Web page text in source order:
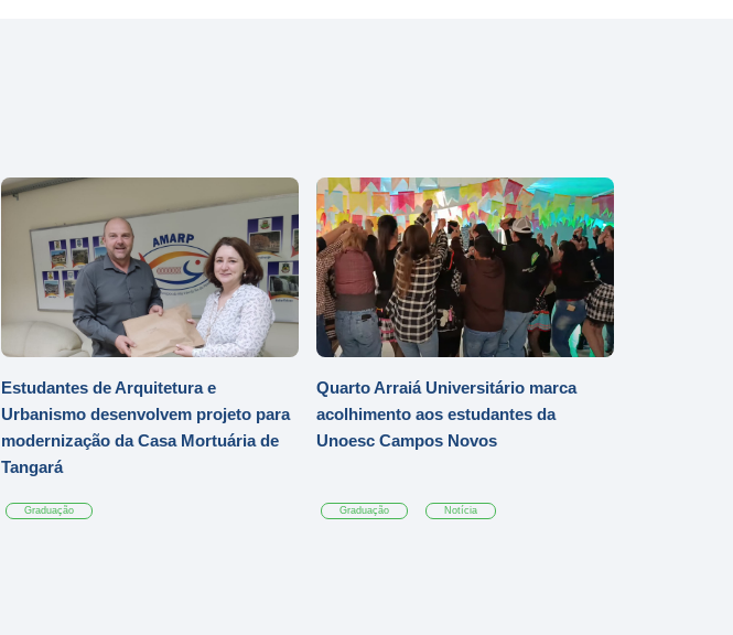
Estudantes de Arquitetura e
Urbanismo desenvolvem projeto para
modernização da Casa Mortuária de
Tangará
Graduação
Quarto Arraiá Universitário marca
acolhimento aos estudantes da
Unoesc Campos Novos
Graduação Notícia